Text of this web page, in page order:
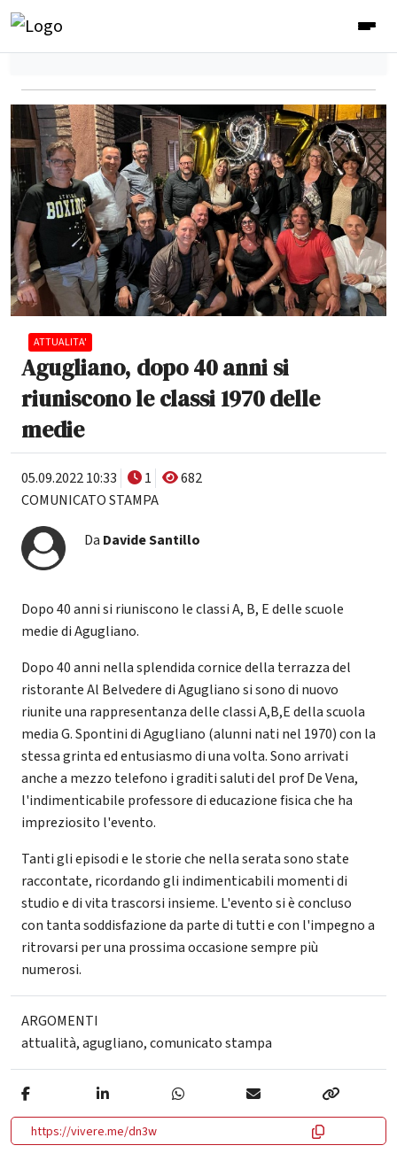
ATTUALITA'
Agugliano, dopo 40 anni si
riuniscono le classi 1970 delle
medie
05.09.2022 10:33 1
682
COMUNICATO STAMPA
Da Davide Santillo
Dopo 40 anni si riuniscono le classi A, B, E delle scuole
medie di Agugliano.
Dopo 40 anni nella splendida cornice della terrazza del
ristorante Al Belvedere di Agugliano si sono di nuovo
riunite una rappresentanza delle classi A,B,E della scuola
media G. Spontini di Agugliano (alunni nati nel 1970) con la
stessa grinta ed entusiasmo di una volta. Sono arrivati
anche a mezzo telefono i graditi saluti del prof De Vena,
l'indimenticabile professore di educazione fisica che ha
impreziosito l'evento.
Tanti gli episodi e le storie che nella serata sono state
raccontate, ricordando gli indimenticabili momenti di
studio e di vita trascorsi insieme. L'evento si è concluso
con tanta soddisfazione da parte di tutti e con l'impegno a
ritrovarsi per una prossima occasione sempre più
numerosi.
ARGOMENTI
attualità,agugliano,comunicato stampa
https://vivere.me/dn3w